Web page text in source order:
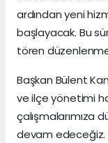
ardından yeni
başlayacak. Bu
tören
Başkan Bülent
ve ilçe yönetimi
çalışmalarımıza
devam edeceğiz.